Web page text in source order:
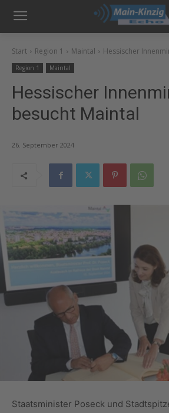
Start Region 1 Maintal Hessischer
Region 1 Maintal
Hessischer
besucht Maintal
26. September 2024
Staatsminister Poseck und